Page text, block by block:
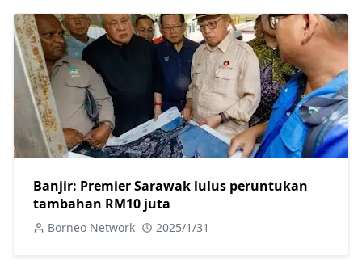
Banjir: Premier Sarawak lulus peruntukan
tambahan RM10 juta
Borneo Network 2025/1/31